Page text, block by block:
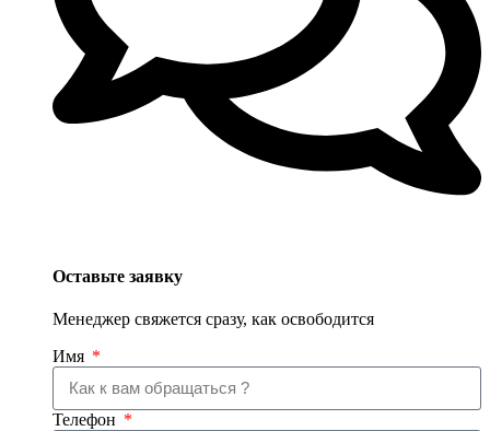
Оставьте заявку
Менеджер свяжется сразу, как освободится
Имя
Телефон